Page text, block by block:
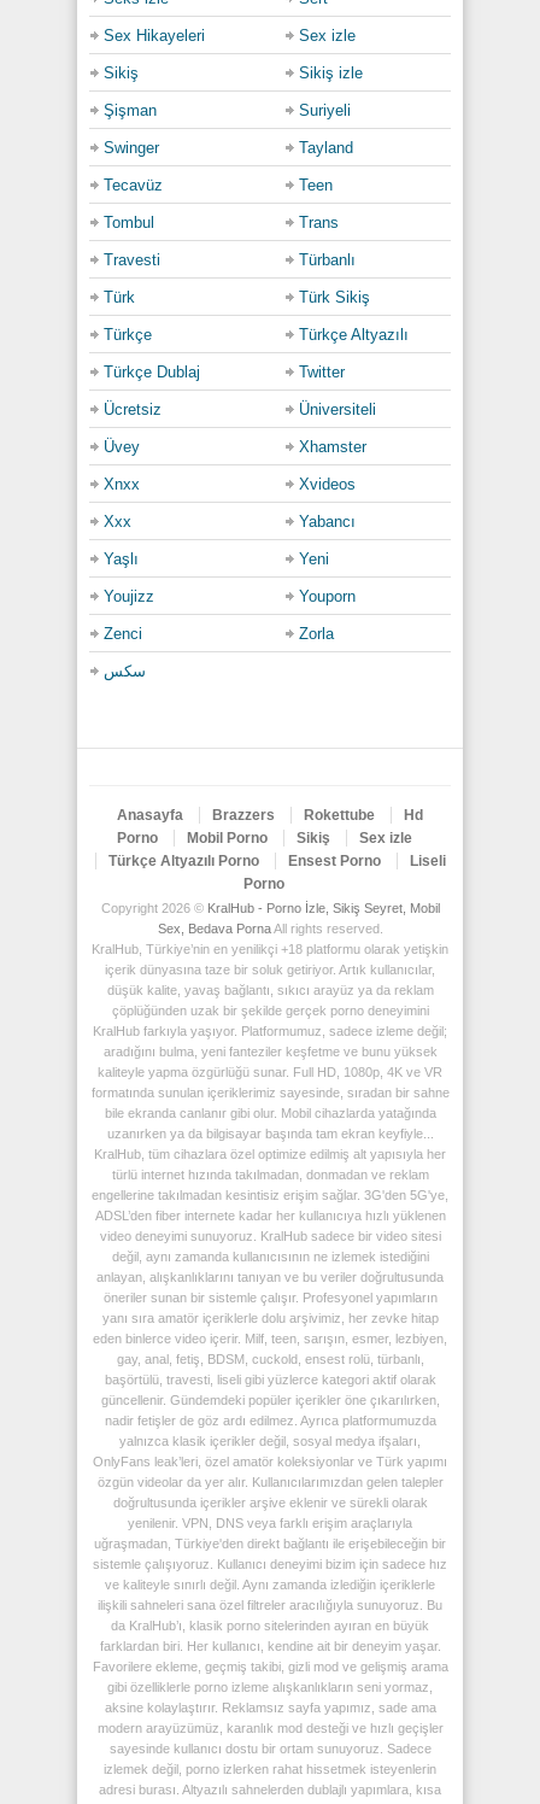
Sex Hikayeleri Sex izle
Sikiş Sikiş izle
Şişman Suriyeli
Swinger Tayland
Tecavüz Teen
Tombul Trans
Travesti Türbanlı
Türk Türk Sikiş
Türkçe Türkçe Altyazılı
Türkçe Dublaj Twitter
Ücretsiz Üniversiteli
Üvey Xhamster
Xnxx Xvideos
Xxx Yabancı
Yaşlı Yeni
Youjizz Youporn
Zenci Zorla
سكس
Anasayfa Brazzers Rokettube
Hd
Porno
Mobil Porno Sikiş
Sex izle
Türkçe Altyazılı Porno
Ensest Porno
Liseli
Porno
Copyright 2026 © KralHub - Porno İzle, Sikiş Seyret, Mobil
Sex, Bedava PornaAll rights reserved.
KralHub, Türkiye’nin en yenilikçi +18 platformu olarak yetişkin
içerik dünyasına taze bir soluk getiriyor. Artık kullanıcılar,
düşük kalite, yavaş bağlantı, sıkıcı arayüz ya da reklam
çöplüğünden uzak bir şekilde gerçek porno deneyimini
KralHub farkıyla yaşıyor. Platformumuz, sadece izleme değil;
aradığını bulma, yeni fanteziler keşfetme ve bunu yüksek
kaliteyle yapma özgürlüğü sunar. Full HD, 1080p, 4K ve VR
formatında sunulan içeriklerimiz sayesinde, sıradan bir sahne
bile ekranda canlanır gibi olur. Mobil cihazlarda yatağında
uzanırken ya da bilgisayar başında tam ekran keyfiyle...
KralHub, tüm cihazlara özel optimize edilmiş alt yapısıyla her
türlü internet hızında takılmadan, donmadan ve reklam
engellerine takılmadan kesintisiz erişim sağlar. 3G'den 5G'ye,
ADSL’den fiber internete kadar her kullanıcıya hızlı yüklenen
video deneyimi sunuyoruz. KralHub sadece bir video sitesi
değil, aynı zamanda kullanıcısının ne izlemek istediğini
anlayan, alışkanlıklarını tanıyan ve bu veriler doğrultusunda
öneriler sunan bir sistemle çalışır. Profesyonel yapımların
yanı sıra amatör içeriklerle dolu arşivimiz, her zevke hitap
eden binlerce video içerir. Milf, teen, sarışın, esmer, lezbiyen,
gay, anal, fetiş, BDSM, cuckold, ensest rolü, türbanlı,
başörtülü, travesti, liseli gibi yüzlerce kategori aktif olarak
güncellenir. Gündemdeki popüler içerikler öne çıkarılırken,
nadir fetişler de göz ardı edilmez. Ayrıca platformumuzda
yalnızca klasik içerikler değil, sosyal medya ifşaları,
OnlyFans leak’leri, özel amatör koleksiyonlar ve Türk yapımı
özgün videolar da yer alır. Kullanıcılarımızdan gelen talepler
doğrultusunda içerikler arşive eklenir ve sürekli olarak
yenilenir. VPN, DNS veya farklı erişim araçlarıyla
uğraşmadan, Türkiye'den direkt bağlantı ile erişebileceğin bir
sistemle çalışıyoruz. Kullanıcı deneyimi bizim için sadece hız
ve kaliteyle sınırlı değil. Aynı zamanda izlediğin içeriklerle
ilişkili sahneleri sana özel filtreler aracılığıyla sunuyoruz. Bu
da KralHub’ı, klasik porno sitelerinden ayıran en büyük
farklardan biri. Her kullanıcı, kendine ait bir deneyim yaşar.
Favorilere ekleme, geçmiş takibi, gizli mod ve gelişmiş arama
gibi özelliklerle porno izleme alışkanlıkların seni yormaz,
aksine kolaylaştırır. Reklamsız sayfa yapımız, sade ama
modern arayüzümüz, karanlık mod desteği ve hızlı geçişler
sayesinde kullanıcı dostu bir ortam sunuyoruz. Sadece
izlemek değil, porno izlerken rahat hissetmek isteyenlerin
adresi burası. Altyazılı sahnelerden dublajlı yapımlara, kısa